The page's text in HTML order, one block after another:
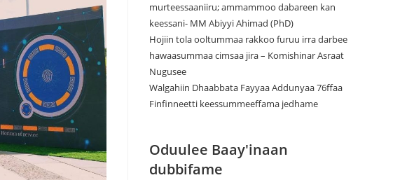
murteessaaniiru; ammammoo dabareen kan
keessani- MM Abiyyi Ahimad (PhD)
Hojiin tola ooltummaa rakkoo furuu irra darbee
hawaasummaa cimsaa jira – Komishinar Asraat
Nugusee
Walgahiin Dhaabbata Fayyaa Addunyaa 76ffaa
Finfinneetti keessummeeffama jedhame
Oduulee Baay'inaan
dubbifame